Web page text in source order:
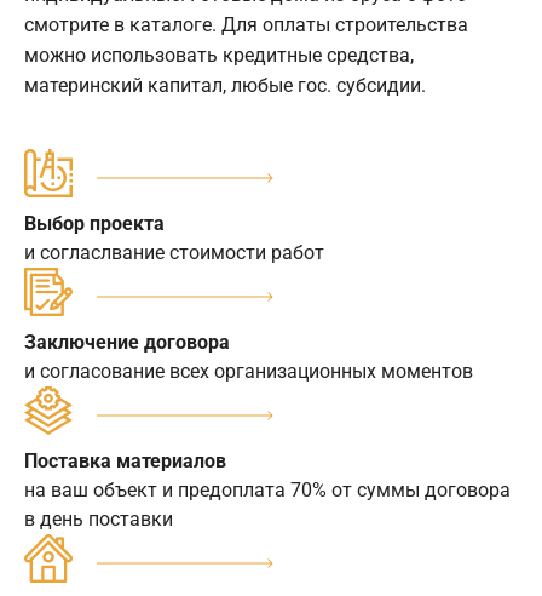
смотрите в каталоге. Для оплаты строительства
можно использовать кредитные средства,
материнский капитал, любые гос. субсидии.
Выбор проекта
и согласлвание стоимости работ
Заключение договора
и согласование всех организационных моментов
Поставка материалов
на ваш объект и предоплата 70% от суммы договора
в день поставки